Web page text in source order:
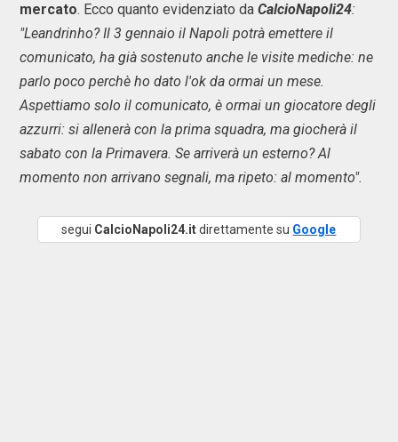
mercato. Ecco quanto evidenziato da CalcioNapoli24:
"Leandrinho? Il 3 gennaio il Napoli potrà emettere il
comunicato, ha già sostenuto anche le visite mediche: ne
parlo poco perchè ho dato l'ok da ormai un mese.
Aspettiamo solo il comunicato, è ormai un giocatore degli
azzurri: si allenerà con la prima squadra, ma giocherà il
sabato con la Primavera. Se arriverà un esterno? Al
momento non arrivano segnali, ma ripeto: al momento".
segui CalcioNapoli24.itdirettamente su Google